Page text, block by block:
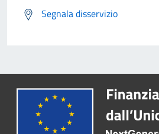
Segnala disservizio